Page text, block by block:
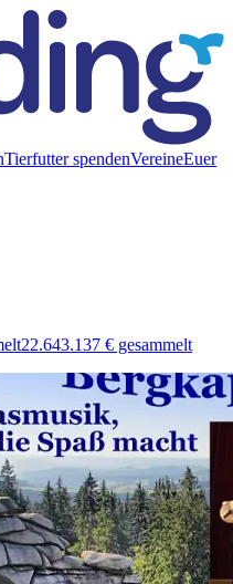
Tierfutter spendenVereineEuer
22.643.137 € gesammelt